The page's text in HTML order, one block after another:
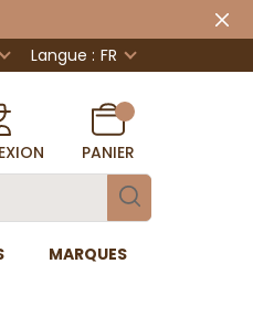
Langue : FR
PANIER
MARQUES